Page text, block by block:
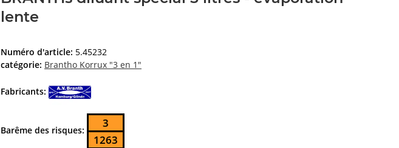
lente
Numéro d'article: 5.45232
catégorie: Brantho Korrux "3 en 1"
Fabricants:
Barême des risques:
3
1263